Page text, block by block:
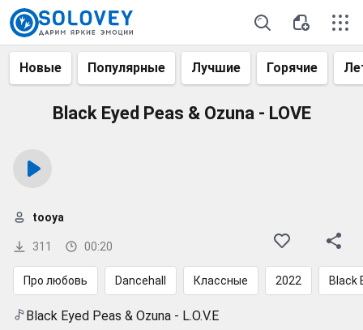
Новые Популярные Лучшие Горячие
Black Eyed Peas & Ozuna - LOVE
311 00:20
tooya
Про любовь Dancehall Классные 2022 Black
Black Eyed Peas & Ozuna - L.O.V.E